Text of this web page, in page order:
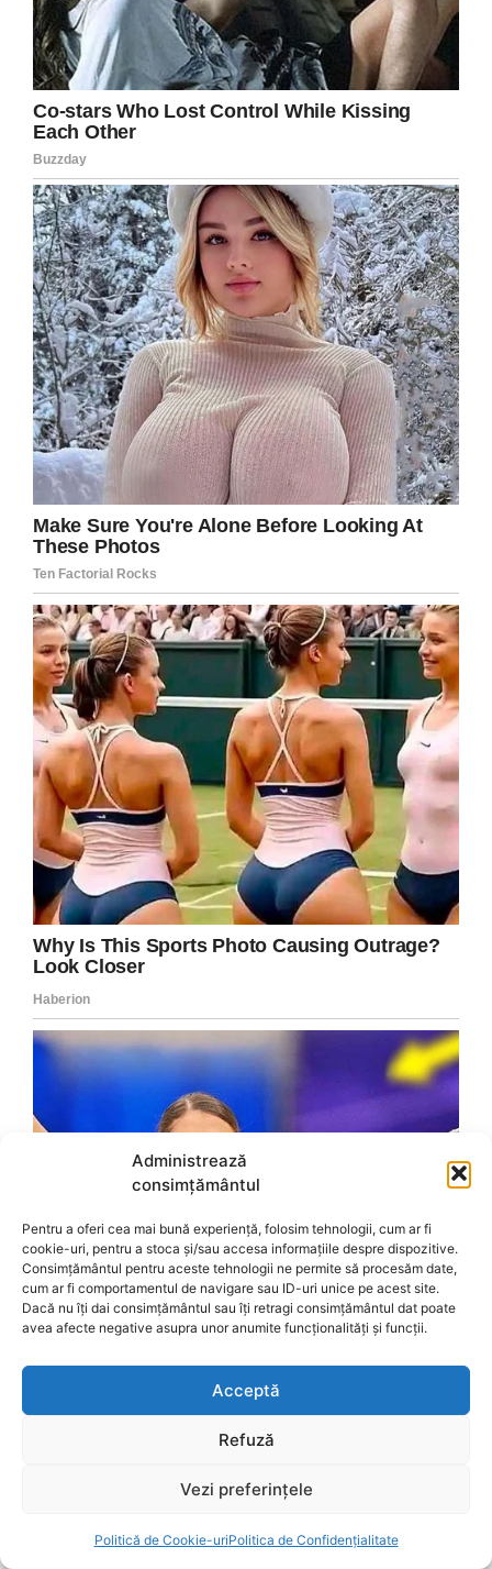
Administrează
consimțământul
Pentru a oferi cea mai bună experiență, folosim tehnologii, cum ar fi
cookie-uri, pentru a stoca și/sau accesa informațiile despre dispozitive.
Consimțământul pentru aceste tehnologii ne permite să procesăm date,
cum ar fi comportamentul de navigare sau ID-uri unice pe acest site.
Dacă nu îți dai consimțământul sau îți retragi consimțământul dat poate
avea afecte negative asupra unor anumite funcționalități și funcții.
Acceptă
Refuză
Vezi preferințele
Politică de Cookie-uriPolitica de Confidențialitate